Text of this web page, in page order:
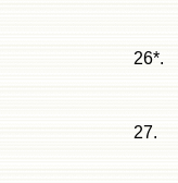
26*.
27.